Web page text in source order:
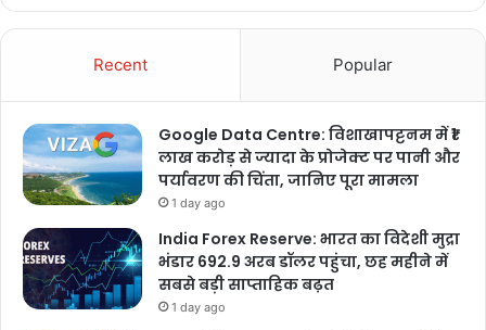
Recent Popular
Google Data Centre: विशाखापट्टनम में ₹1
लाख करोड़ से ज्यादा के प्रोजेक्ट पर पानी और
पर्यावरण की चिंता, जानिए पूरा मामला
1 day ago
India Forex Reserve: भारत का विदेशी मुद्रा
भंडार 692.9 अरब डॉलर पहुंचा, छह महीने में
सबसे बड़ी साप्ताहिक बढ़त
1 day ago